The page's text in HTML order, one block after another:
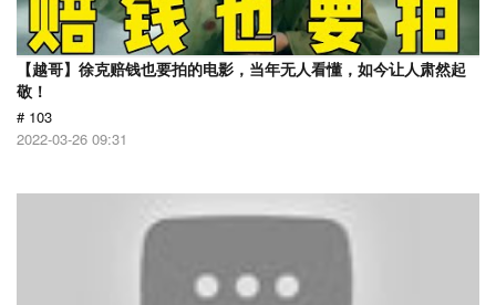
【越哥】徐克赔钱也要拍的电影，当年无人看懂，如今让人肃然起
敬！
# 103
2022-03-26 09:31